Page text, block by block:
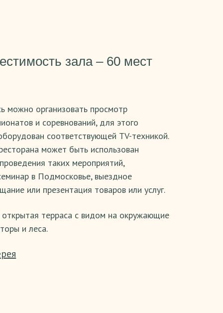
зала – 60 мест
можно организовать просмотр
и соревнований, для этого
соответствующей TV-техникой.
может быть использован
таких мероприятий,
в Подмосковье, выездное
или презентация товаров или услуг.
открытая терраса с видом на окружающие
и леса.